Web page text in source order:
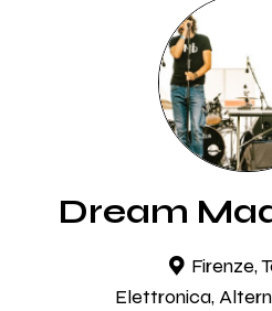
Dream
Firenze,
Elettronica,